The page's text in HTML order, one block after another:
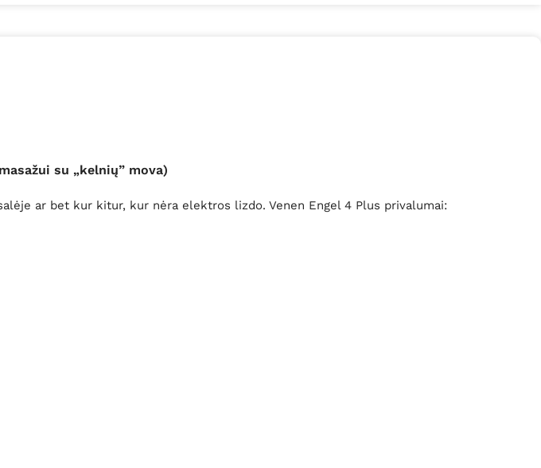
su „kelnių” mova)
ar bet kur kitur, kur nėra elektros lizdo. Venen Engel 4 Plus privalumai: